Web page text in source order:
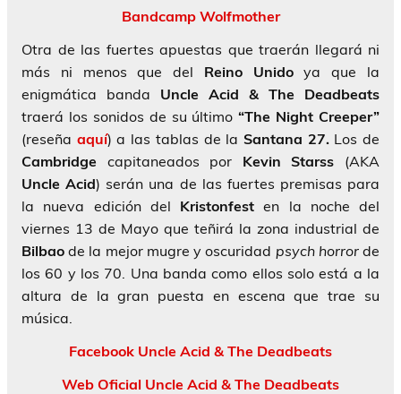
Bandcamp Wolfmother
Otra de las fuertes apuestas que traerán llegará ni
más ni menos que del Reino Unidoya que la
enigmática banda Uncle Acid & The Deadbeats
traerá los sonidos de su último“The Night Creeper”
(reseña aquí) a las tablas de la Santana 27.Los de
Cambridge capitaneados por Kevin Starss (AKA
Uncle Acid) serán una de las fuertes premisas para
la nueva edición del Kristonfest en la noche del
viernes 13 de Mayo que teñirá la zona industrial de
Bilbao de la mejor mugre y oscuridad psych horrorde
los 60 y los 70. Una banda como ellos solo está a la
altura de la gran puesta en escena que trae su
música.
Facebook Uncle Acid & The Deadbeats
Web Oficial Uncle Acid & The Deadbeats